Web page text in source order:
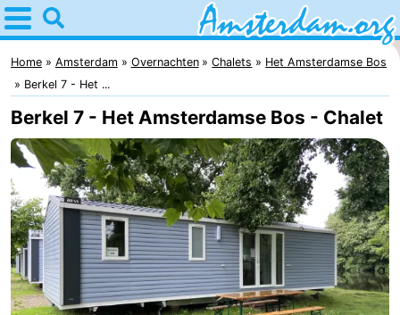
Home
Amsterdam
Reisplan
Voor
kinderen
Voor
jongeren
Gratis
Overnachten
Appartementen
Home Amsterdam Overnachten Chalets
Het Amsterdamse Bos
Berkel 7 - Het ...
Berkel 7 - Het Amsterdamse Bos - Chalet